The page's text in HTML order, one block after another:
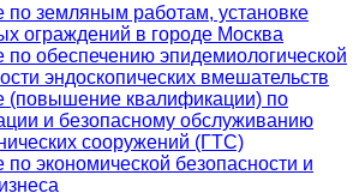
по земляным работам, установке
ограждений в городе Москва
по обеспечению эпидемиологической
эндоскопических вмешательств
(повышение квалификации) по
и безопасному обслуживанию
сооружений (ГТС)
по экономической безопасности и